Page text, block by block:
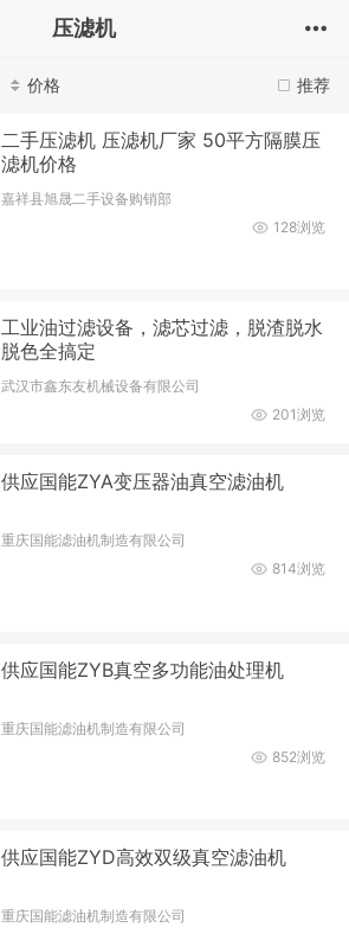
压滤机
推荐
价格
二手压滤机 压滤机厂家 50平方隔膜压
滤机价格
嘉祥县旭晟二手设备购销部
128浏览
工业油过滤设备，滤芯过滤，脱渣脱水
脱色全搞定
武汉市鑫东友机械设备有限公司
201浏览
供应国能ZYA变压器油真空滤油机
重庆国能滤油机制造有限公司
814浏览
供应国能ZYB真空多功能油处理机
重庆国能滤油机制造有限公司
852浏览
供应国能ZYD高效双级真空滤油机
重庆国能滤油机制造有限公司